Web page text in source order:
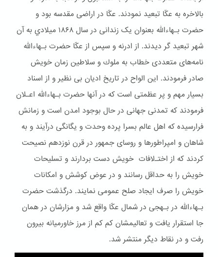
بالاخره به عکّا تبعید نمودند. عکّا در اراضی مقدسه بود و
حضرت بـهاءالله بعنوان یک زندانی در سال ۱۸۶۸ ميلادي به آن
شهر تبعيد گر ديدند. از ادرنه و سپس از عکّا حضرت بـهاءالله
نامه‌های متعددی خطاب به ملوك و سلاطین زمان خویش
صادر فرمودند. این الواح در تاریخ ادیان بی نظیر و از اسناد
بسیار مهم و پر عظمتی است که در آنها حضرت بـهاءالله اعـلان
فرمودند که تمدنی جهانی در حال بوجود امدن است و زمانش
فرارسیده که اهل عالم بسرا پرده وحدت و یگانگی درآیند و به
شاهان و امپراطورها و روسای جمهور در قرن نوزدهم نصیحت
کردند که از اختـﻻفات خویش دست بردارند و تسلیحات
خویش را به حداقل رسانند و در عوض کوشش و امکانات
خویش را صرف ایجاد صلح عمومی نمایند. درگذشت حضرت
بـهاءالله در بـهجی در شمال عکّا واقع شد و مزارشان در همان
جا استقرار یافت و تعالیمشان کم کم از مرز خاورمیانه بیرون
رفت و در نقاط دیگر منتشر شد.